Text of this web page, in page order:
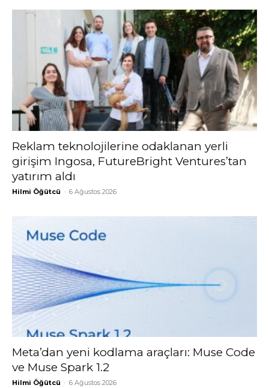
Reklam teknolojilerine odaklanan yerli
girişim Ingosa, FutureBright Ventures’tan
yatırım aldı
Hilmi Öğütcü - 6 Ağustos 2026
Meta’dan yeni kodlama araçları: Muse Code
ve Muse Spark 1.2
Hilmi Öğütcü - 6 Ağustos 2026